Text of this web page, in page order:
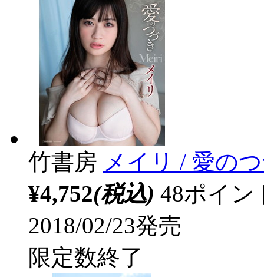
竹書房 メイリ / 愛の
¥4,752(税込) 48ポイ
2018/02/23発売
限定数終了